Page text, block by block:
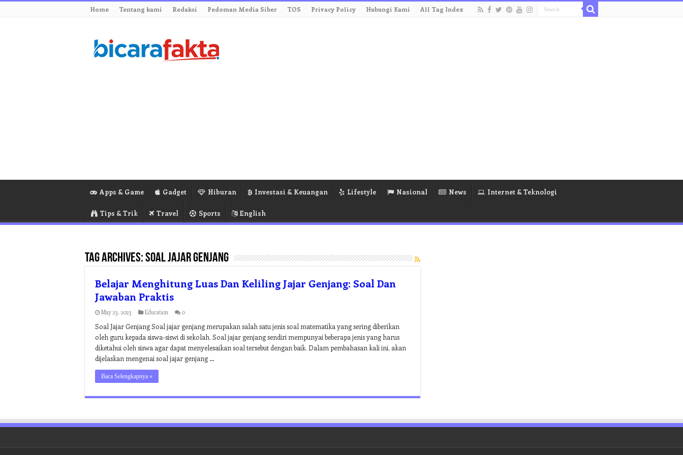
Home Tentang kami Redaksi Pedoman Media Siber TOS Privacy Policy Hubungi Kami All Tag Index
Apps & Game Gadget Hiburan Investasi & Keuangan Lifestyle Nasional News Internet & Teknologi
Tips & Trik Travel Sports English
Tag Archives:soal jajar genjang
Belajar Menghitung Luas Dan Keliling Jajar Genjang: Soal Dan
Jawaban Praktis
May 23, 2023 Education 0
Soal Jajar Genjang Soal jajar genjang merupakan salah satu jenis soal matematika yang sering diberikan
oleh guru kepada siswa-siswi di sekolah. Soal jajar genjang sendiri mempunyai beberapa jenis yang harus
diketahui oleh siswa agar dapat menyelesaikan soal tersebut dengan baik. Dalam pembahasan kali ini, akan
dijelaskan mengenai soal jajar genjang …
Baca Selengkapnya »